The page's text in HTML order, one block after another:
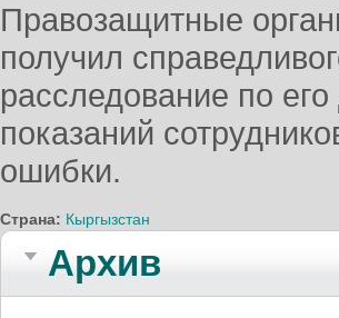
Правозащитные
получил
расследование по
показаний
ошибки.
Страна: Кыргызстан
Архив